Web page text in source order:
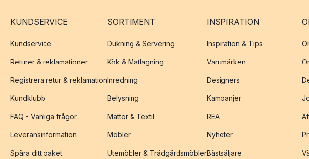
KUNDSERVICE
Kundservice
Returer & reklamationer
Registrera retur & reklamation
Kundklubb
FAQ - Vanliga frågor
Leveransinformation
Spåra ditt paket
SORTIMENT
Dukning & Servering
Kök & Matlagning
Inredning
Belysning
Mattor & Textil
Möbler
Utemöbler & Trädgårdsmöbler
INSPIRATION
Inspiration & Tips
Varumärken
Designers
Kampanjer
REA
Nyheter
Bästsäljare